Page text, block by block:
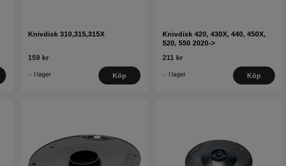
Knivdisk 310,315,315X
159 kr
I lager Köp
Knivdisk 420, 430X, 440, 450X,
520, 550 2020->
211 kr
I lager Köp